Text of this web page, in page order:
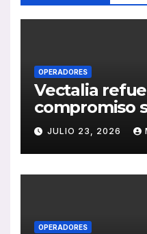
OPERADORES
Vectalia
compromiso
publicación
de RSC 2025
JULIO 23, 2026
OPERADORES